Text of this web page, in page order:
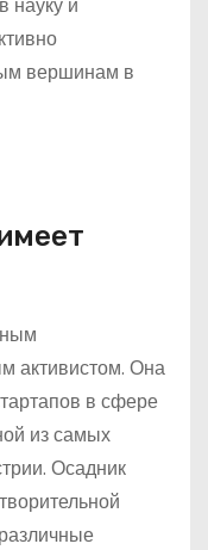
вершинам в
активистом. Она
в сфере
из самых
Осадник